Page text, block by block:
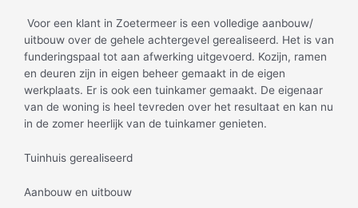
Voor een klant in Zoetermeer is een volledige aanbouw/
uitbouw over de gehele achtergevel gerealiseerd. Het is van
funderingspaal tot aan afwerking uitgevoerd. Kozijn, ramen
en deuren zijn in eigen beheer gemaakt in de eigen
werkplaats. Er is ook een tuinkamer gemaakt. De eigenaar
van de woning is heel tevreden over het resultaat en kan nu
in de zomer heerlijk van de tuinkamer genieten.
Tuinhuis gerealiseerd
Aanbouw en uitbouw